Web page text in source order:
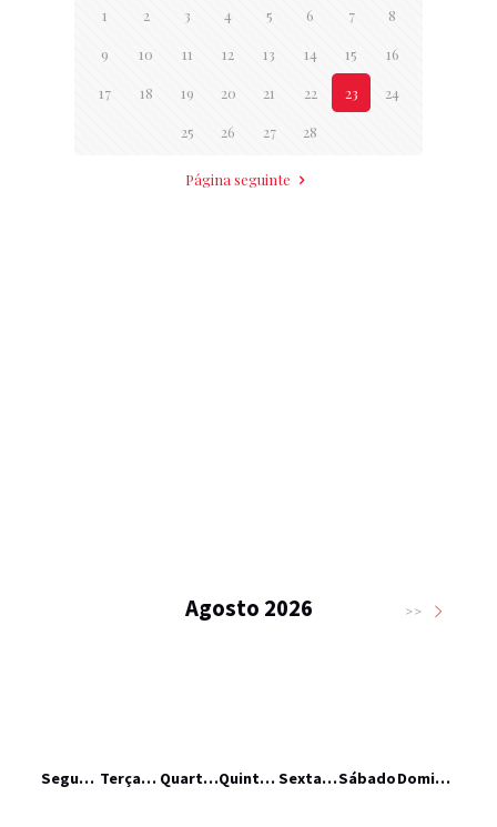
1 2 3 4 5 6 7 8
9 10 11 12 13 14 15 16
17 18 19 20 21 22 23 24
25 26 27 28
Página seguinte
Agosto 2026 >>
Segunda-feira Terça-feira Quarta-feira Quinta-feira Sexta-feiraSábado Domingo